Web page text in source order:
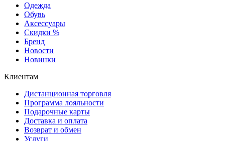
Одежда
Обувь
Аксессуары
Скидки %
Бренд
Новости
Новинки
Клиентам
Дистанционная торговля
Программа лояльности
Подарочные карты
Доставка и оплата
Возврат и обмен
Услуги